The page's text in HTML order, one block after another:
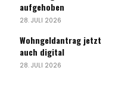
aufgehoben
28. JULI 2026
Wohngeldantrag jetzt
auch digital
28. JULI 2026